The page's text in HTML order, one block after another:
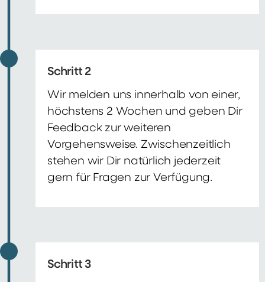
Schritt 2
Wir melden uns innerhalb von einer,
höchstens 2 Wochen und geben Dir
Feedback zur weiteren
Vorgehensweise. Zwischenzeitlich
stehen wir Dir natürlich jederzeit
gern für Fragen zur Verfügung.
Schritt 3